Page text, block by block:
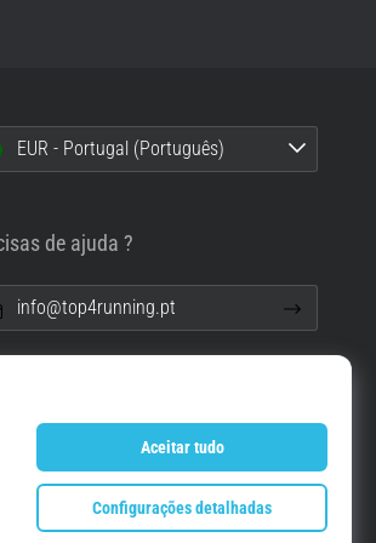
EUR - Portugal (Português)
de ajuda ?
info@top4running.pt